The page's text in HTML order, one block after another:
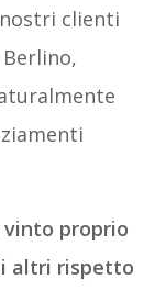
clienti
vinto proprio
altri rispetto